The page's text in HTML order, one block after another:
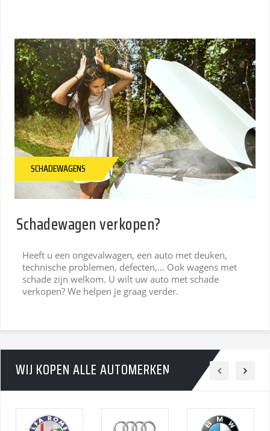
SCHADEWAGENS
Schadewagen verkopen?
Heeft u een ongevalwagen, een auto met deuken,
technische problemen, defecten,… Ook wagens met
schade zijn welkom. U wilt uw auto met schade
verkopen? We helpen je graag verder.
WIJ KOPEN ALLE AUTOMERKEN